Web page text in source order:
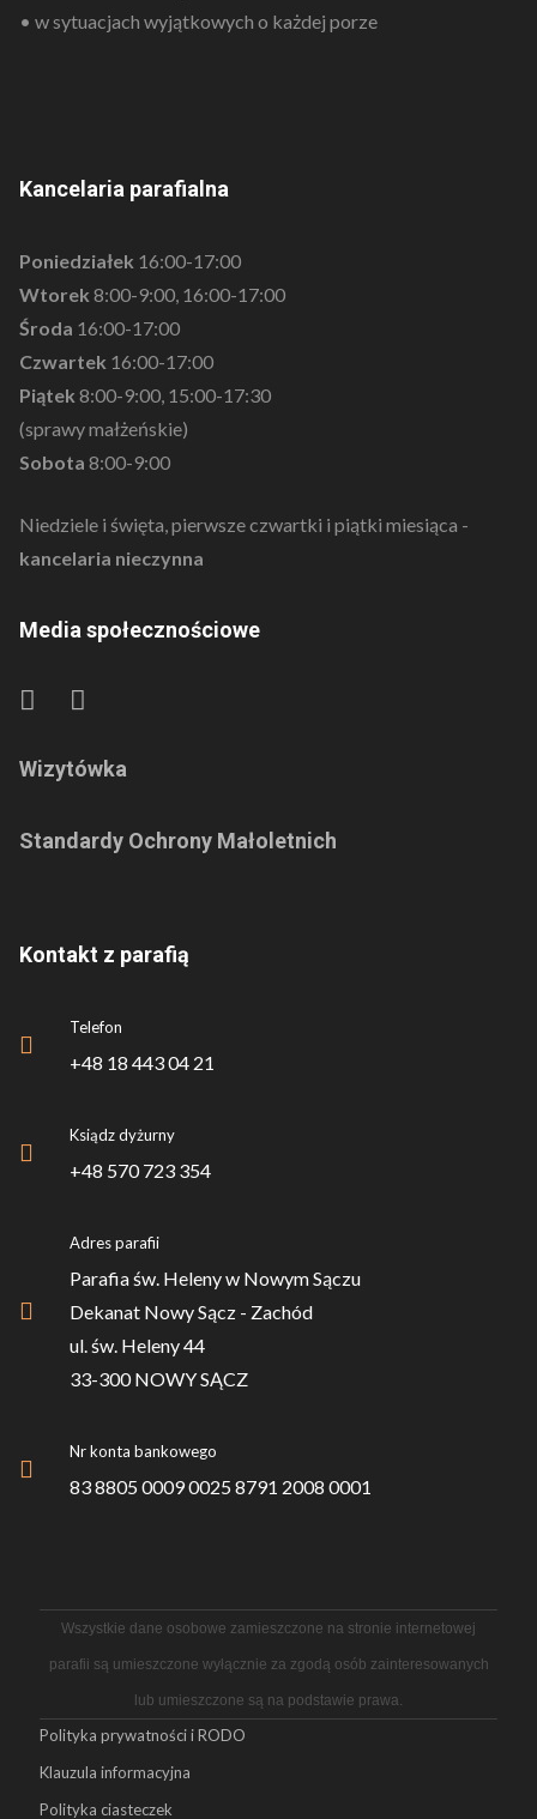
• w sytuacjach wyjątkowych o każdej porze
Kancelaria parafialna
Poniedziałek 16:00-17:00
Wtorek 8:00-9:00, 16:00-17:00
Środa 16:00-17:00
Czwartek 16:00-17:00
Piątek 8:00-9:00, 15:00-17:30
(sprawy małżeńskie)
Sobota 8:00-9:00
Niedziele i święta, pierwsze czwartki i piątki miesiąca -
kancelaria nieczynna
Media społecznościowe
Wizytówka
Standardy Ochrony Małoletnich
Kontakt z parafią
Telefon
+48 18 443 04 21
Ksiądz dyżurny
+48 570 723 354
Adres parafii
Parafia św. Heleny w Nowym Sączu
Dekanat Nowy Sącz - Zachód
ul. św. Heleny 44
33-300 NOWY SĄCZ
Nr konta bankowego
83 8805 0009 0025 8791 2008 0001
Wszystkie dane osobowe zamieszczone na stronie internetowej
parafii są umieszczone wyłącznie za zgodą osób zainteresowanych
lub umieszczone są na podstawie prawa.
Polityka prywatności i RODO
Klauzula informacyjna
Polityka ciasteczek